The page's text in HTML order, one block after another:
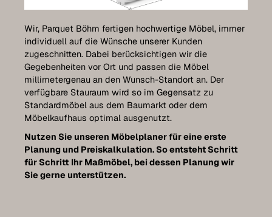
Wir, Parquet Böhm fertigen hochwertige Möbel, immer
individuell auf die Wünsche unserer Kunden
zugeschnitten. Dabei berücksichtigen wir die
Gegebenheiten vor Ort und passen die Möbel
millimetergenau an den Wunsch-Standort an. Der
verfügbare Stauraum wird so im Gegensatz zu
Standardmöbel aus dem Baumarkt oder dem
Möbelkaufhaus optimal ausgenutzt.
Nutzen Sie unseren Möbelplaner für eine erste
Planung und Preiskalkulation. So entsteht Schritt
für Schritt Ihr Maßmöbel, bei dessen Planung wir
Sie gerne unterstützen.
Expo-Termin vereinbaren
Luxemburg Kollektion